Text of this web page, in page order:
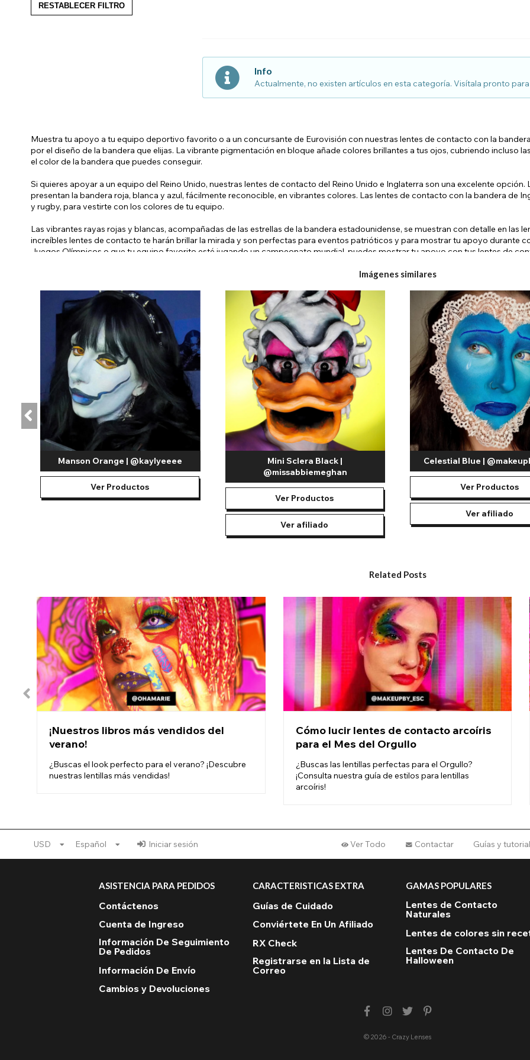
RESTABLECER FILTRO
Info
Actualmente, no existen artículos en esta categoría. Visítala pronto
Muestra tu apoyo a tu equipo deportivo favorito o a un concursante de Eurovisión con nuestras lentes de contacto con la
por el diseño de la bandera que elijas. La vibrante pigmentación en bloque añade colores brillantes a tus ojos, cubriendo incluso
el color de la bandera que puedes conseguir.
Si quieres apoyar a un equipo del Reino Unido, nuestras lentes de contacto del Reino Unido e Inglaterra son una excelente
presentan la bandera roja, blanca y azul, fácilmente reconocible, en vibrantes colores. Las lentes de contacto con la bandera de
y rugby, para vestirte con los colores de tu equipo.
Las vibrantes rayas rojas y blancas, acompañadas de las estrellas de la bandera estadounidense, se muestran con detalle en las
increíbles lentes de contacto te harán brillar la mirada y son perfectas para eventos patrióticos y para mostrar tu apoyo durante
Juegos Olímpicos o que tu equipo favorito esté jugando un campeonato mundial, puedes mostrar tu apoyo con tus lentes de
Si quieres lucir los colores de la bandera en tus ojos, muchas de nuestras lentillas de colores para disfraces te ayudarán a
Nuestras lentillas de colores están disponibles en diferentes duraciones para diferentes propósitos. Para eventos puntuales
de un día. Estas lentillas de uso diario se usan una sola vez y luego se desechan. Es una forma sencilla de disfrutar de un día
varios días de partido, quizás prefieras las lentillas reutilizables de 30 o 90 días. Estas lentillas de color se pueden usar varias
usos. Necesitarás un estuche hermético para lentillas y solución multiusos. Enjuaga tus lentillas con solución multiusos y
próxima vez. La duración se refiere a días naturales, por lo que las lentes de contacto de 30 días podrán usarse hasta 30 días
para detectar cualquier signo de daño antes de usarlas. Todas nuestras lentes de contacto de color deben remojarse en
antes de su uso y pueden usarse hasta 8 horas al día.
Si usa sus lentes de contacto hasta 8 horas, querrá asegurarse de que sean cómodas. Por eso, todas nuestras lentes de
flexible, ultrafino y ligero. Esto no solo proporciona una excelente comodidad, sino que también facilita la colocación correcta de
Aplicamos nuestra pigmentación patentada a las lentes de contacto transparentes para convertirlas en lentes con banderas.
especializado para garantizar la seguridad de las lentes de contacto de color. Utilizamos pigmentación vibrante de alta calidad
y audaces con sus lentes de contacto de colores de fantasía.
Sea cual sea el color de tus lentes de contacto, podrás disfrutar de un diseño vibrante y divertirte mostrando tu apoyo. Combina
accesorios como gorras y camisetas del equipo para sentirte a gusto en tu próximo evento.
Imágenes similares
Manson Orange | @kaylyeeee
Ver Productos
Mini Sclera Black |
@missabbiemeghan
Ver Productos
Ver afiliado
Celestial Blue |
Ver Productos
Ver afiliado
Related Posts
¡Nuestros libros más vendidos del
verano!
¿Buscas el look perfecto para el verano? ¡Descubre
nuestras lentillas más vendidas!
Cómo lucir lentes de contacto arcoíris
para el Mes del Orgullo
¿Buscas las lentillas perfectas para el Orgullo?
¡Consulta nuestra guía de estilos para lentillas
arcoíris!
USD Español Iniciar sesión Ver Todo Contactar Guías y
ASISTENCIA PARA PEDIDOS
Contáctenos
Cuenta de Ingreso
Información De Seguimiento
De Pedidos
Información De Envío
Cambios y Devoluciones
CARACTERISTICAS EXTRA
Guías de Cuidado
Conviértete En Un Afiliado
RX Check
Registrarse en la Lista de
Correo
GAMAS POPULARES
Lentes de Contacto
Naturales
Lentes de colores sin
Lentes De Contacto De
Halloween
© 2026 - Crazy Lenses